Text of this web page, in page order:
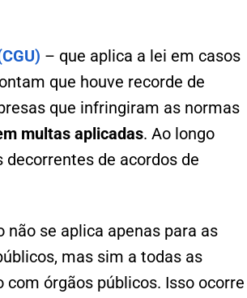
– que aplica a lei em casos
que houve recorde de
que infringiram as normas
multas aplicadas. Ao longo
decorrentes de acordos de
se aplica apenas para as
mas sim a todas as
órgãos públicos. Isso ocorre